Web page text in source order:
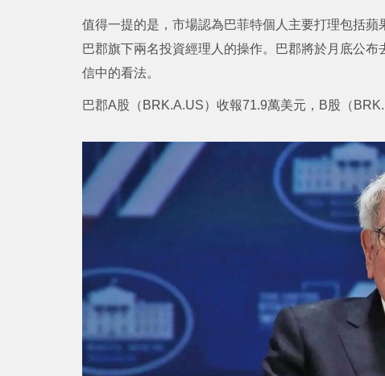
值得一提的是，市場認為巴菲特個人主要打理包括
巴郡旗下兩名投資經理人的操作。巴郡將於月底公
信中的看法。
巴郡A股（BRK.A.US）收報71.9萬美元，B股（